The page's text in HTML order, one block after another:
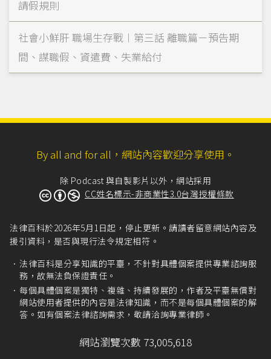
請假規則
社會小鮮肝 職場生存戰︱第三話 離職篇－預告期
間、謀職假、資遣費、失業給付
By all and for all，網站內容歡迎分享使用。
除 Podcast 與自製影片以外，網站採用
CC姓名標示-非商業性3.0台灣授權條款
法律百科於2026年5月1日起，停止更新。請讀者留意網站內容及
援引資料，是否與現行法令規定相符。
法律百科是分享知識的平臺，不針對具體個案提供專業諮詢服
務，故無法負保證責任。
每個具體個案是獨特、複雜、持續發展的，作者及平臺無償對
網站使用者提供的內容是法律知識，而不是每個具體個案的解
答。如有個案法律諮詢需求，敬請洽詢專業律師。
網站瀏覽次數 73,005,618